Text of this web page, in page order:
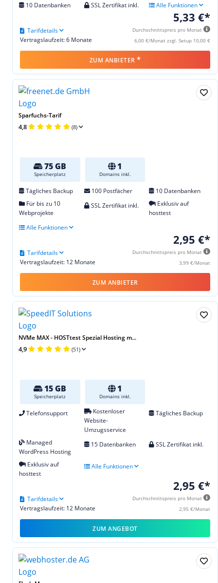
10 Datenbanken SSL Zertifikat inkl. Alle Funktionen
5,33 €*
Durchschnittspreis pro Monat
6,00 €/Monat zzgl. Setup 10,00 €
Vertragslaufzeit: 6 Monate
Tarifdetails
ZUM ANBIETER *
Sparfuchs-Tarif
4,8 (8)
75 GB
Speicherplatz
1
Domains inkl.
Tägliches Backup 100 Postfächer
10 Datenbanken
Für bis zu 10
Webprojekte
SSL Zertifikat inkl.
Exklusiv auf
hosttest
Alle Funktionen
2,95 €*
Durchschnittspreis pro Monat
3,99 €/Monat
Vertragslaufzeit: 12 Monate
Tarifdetails
ZUM ANBIETER
NVMe MAX - HOSTtest Spezial Hosting m...
4,9 (51)
15 GB
Speicherplatz
1
Domains inkl.
Telefonsupport
Kostenloser
Website-
Umzugsservice
Tägliches Backup
Managed
WordPress Hosting
15 Datenbanken SSL Zertifikat inkl.
Exklusiv auf
hosttest
Alle Funktionen
2,95 €*
Durchschnittspreis pro Monat
2,95 €/Monat
Vertragslaufzeit: 12 Monate
Tarifdetails
ZUM ANGEBOT